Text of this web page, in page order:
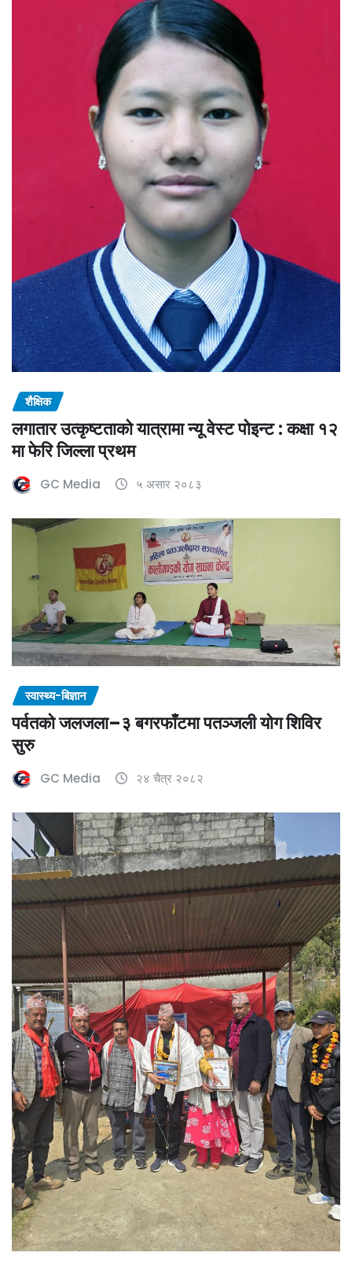
शैक्षिक
लगातार उत्कृष्टताको यात्रामा न्यू वेस्ट पोइन्ट : कक्षा १२
मा फेरि जिल्ला प्रथम
GC Media ५ असार २०८३
स्वास्थ्य-बिज्ञान
पर्वतको जलजला–३ बगरफाँटमा पतञ्जली योग शिविर
सुरु
GC Media २४ चैत्र २०८२